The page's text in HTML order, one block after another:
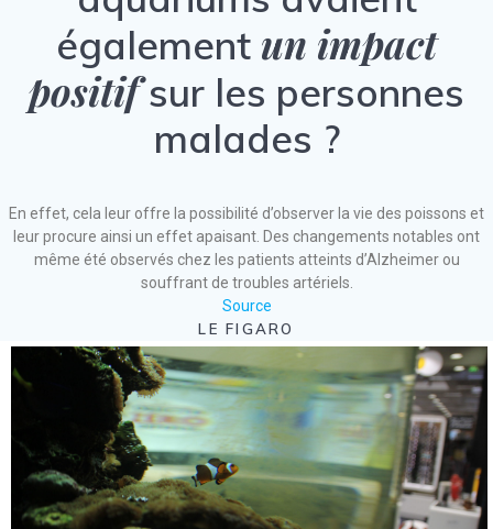
également un impact
positifsur les personnes
malades ?
En effet, cela leur offre la possibilité d’observer la vie des poissons et
leur procure ainsi un effet apaisant. Des changements notables ont
même été observés chez les patients atteints d’Alzheimer ou
souffrant de troubles artériels.
Source
LE FIGARO